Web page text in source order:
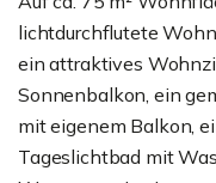
lichtdurchflutete
ein attraktives
Sonnenbalkon, ein
mit eigenem Balkon,
Tageslichtbad mit